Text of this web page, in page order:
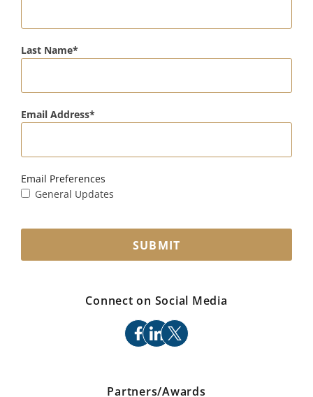
Last Name
Email Address
Email Preferences
General Updates
SUBMIT
Connect on Social Media
facebook
linkedin
x
Partners/Awards